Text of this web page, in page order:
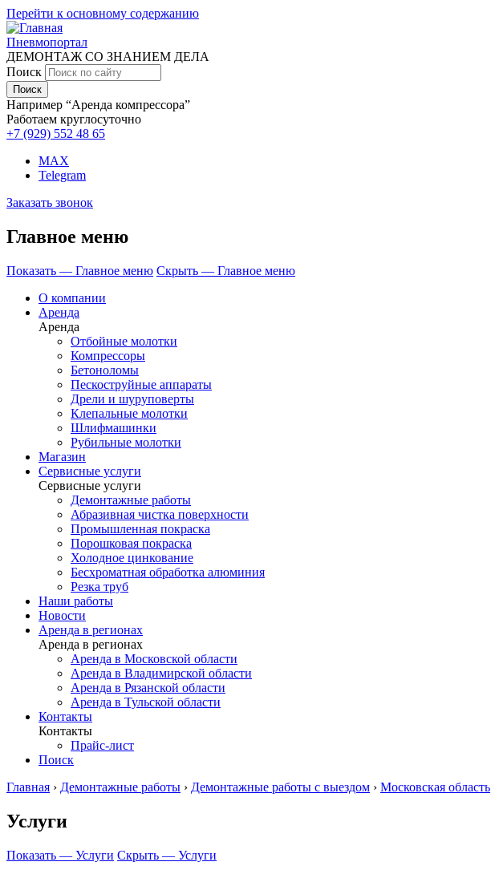
Перейти к основному содержанию
Пневмопортал
ДЕМОНТАЖ СО ЗНАНИЕМ ДЕЛА
Поиск
Например “Аренда компрессора”
Работаем круглосуточно
+7 (929) 552 48 65
MAX
Telegram
Заказать звонок
Главное меню
Показать — Главное меню Скрыть — Главное меню
О компании
Аренда
Аренда
Отбойные молотки
Компрессоры
Бетоноломы
Пескоструйные аппараты
Дрели и шуруповерты
Клепальные молотки
Шлифмашинки
Рубильные молотки
Магазин
Сервисные услуги
Сервисные услуги
Демонтажные работы
Абразивная чистка поверхности
Промышленная покраска
Порошковая покраска
Холодное цинкование
Бесхроматная обработка алюминия
Резка труб
Наши работы
Новости
Аренда в регионах
Аренда в регионах
Аренда в Московской области
Аренда в Владимирской области
Аренда в Рязанской области
Аренда в Тульской области
Контакты
Контакты
Прайс-лист
Поиск
Главная › Демонтажные работы › Демонтажные работы с выездом › Московская область
Услуги
Показать — Услуги Скрыть — Услуги